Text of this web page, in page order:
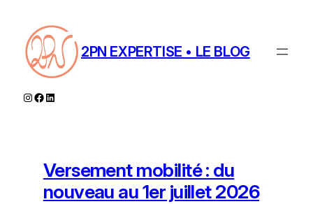
contenu
2PN EXPERTISE • LE BLOG
Instagram
Facebook
LinkedIn
Versement mobilité : du
nouveau au 1er juillet 2026